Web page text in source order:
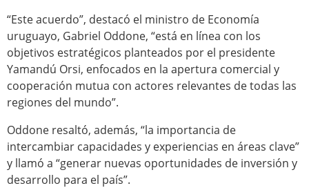
“Este acuerdo”, destacó el ministro de Economía
uruguayo, Gabriel Oddone, “está en línea con los
objetivos estratégicos planteados por el presidente
Yamandú Orsi, enfocados en la apertura comercial y
cooperación mutua con actores relevantes de todas las
regiones del mundo”.
Oddone resaltó, además, “la importancia de
intercambiar capacidades y experiencias en áreas clave”
y llamó a “generar nuevas oportunidades de inversión y
desarrollo para el país”.